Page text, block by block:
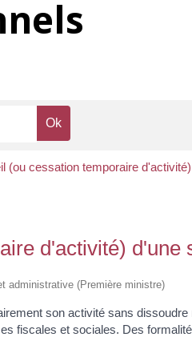
(ou cessation temporaire
d'activité) d'une
administrative (Première ministre)
son activité sans
fiscales et sociales. Des